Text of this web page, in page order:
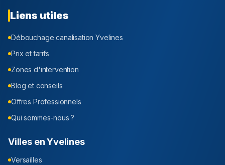
Liens utiles
Débouchage canalisationYvelines
Prix et tarifs
Zones d'intervention
Blog et conseils
Offres Professionnels
Qui sommes-nous ?
Villes enYvelines
Versailles